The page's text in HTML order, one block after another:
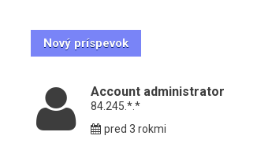
Account administrator
84.245.*.*
pred 3 rokmi